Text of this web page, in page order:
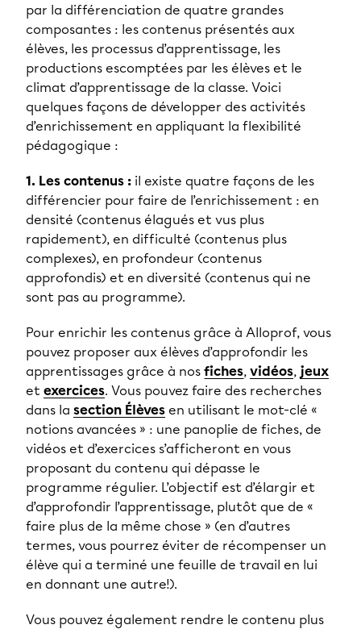
par la différenciation de quatre grandes
composantes : les contenus présentés aux
élèves, les processus d’apprentissage, les
productions escomptées par les élèves et le
climat d’apprentissage de la classe. Voici
quelques façons de développer des activités
d’enrichissement en appliquant la flexibilité
pédagogique :
1. Les contenus : il existe quatre façons de les
différencier pour faire de l’enrichissement : en
densité (contenus élagués et vus plus
rapidement), en difficulté (contenus plus
complexes), en profondeur (contenus
approfondis) et en diversité (contenus qui ne
sont pas au programme).
Pour enrichir les contenus grâce à Alloprof, vous
pouvez proposer aux élèves d’approfondir les
apprentissages grâce à nos fiches, vidéos, jeux
et exercices. Vous pouvez faire des recherches
dans la section Élèves en utilisant le mot-clé «
notions avancées » : une panoplie de fiches, de
vidéos et d’exercices s’afficheront en vous
proposant du contenu qui dépasse le
programme régulier. L’objectif est d’élargir et
d’approfondir l’apprentissage, plutôt que de «
faire plus de la même chose » (en d’autres
termes, vous pourrez éviter de récompenser un
élève qui a terminé une feuille de travail en lui
en donnant une autre!).
Vous pouvez également rendre le contenu plus